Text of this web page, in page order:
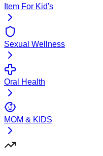
Item For Kid's
Sexual Wellness
Oral Health
MOM & KIDS